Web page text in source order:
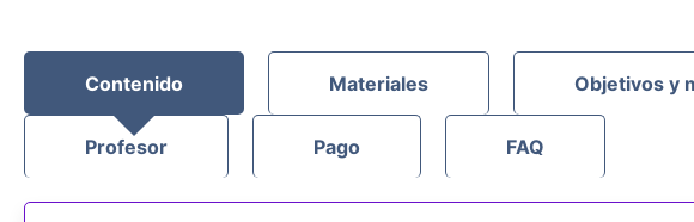
Contenido Materiales Objetivos y
Profesor Pago FAQ